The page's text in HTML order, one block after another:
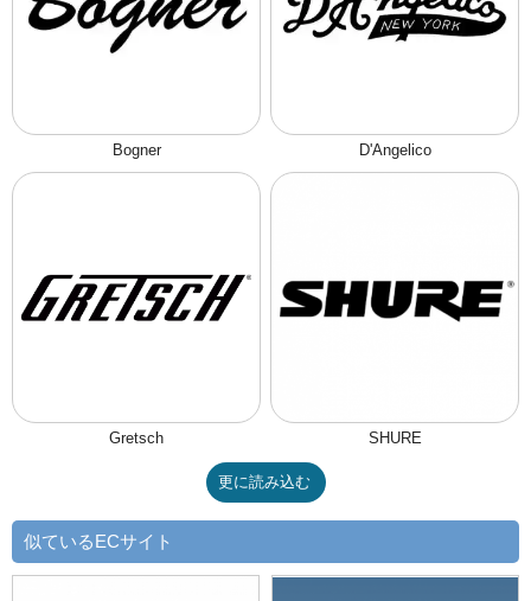
Bogner D'Angelico
Gretsch SHURE
更に読み込む
似ているECサイト